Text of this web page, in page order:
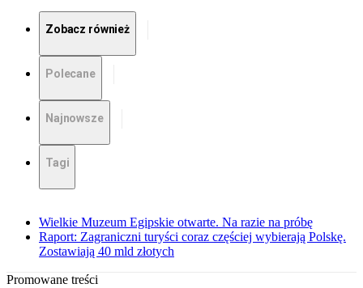
Zobacz również
Polecane
Najnowsze
Tagi
Wielkie Muzeum Egipskie otwarte. Na razie na próbę
Raport: Zagraniczni turyści coraz częściej wybierają Polskę.
Zostawiają 40 mld złotych
Promowane treści